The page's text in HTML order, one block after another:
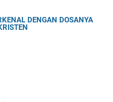
DENGAN DOSANYA